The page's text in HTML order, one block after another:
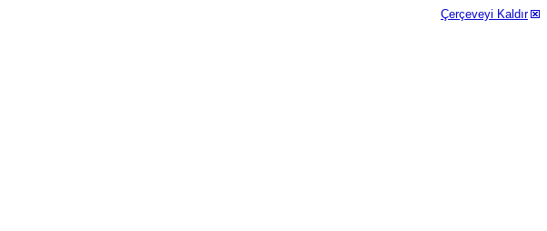
Çerçeveyi Kaldır